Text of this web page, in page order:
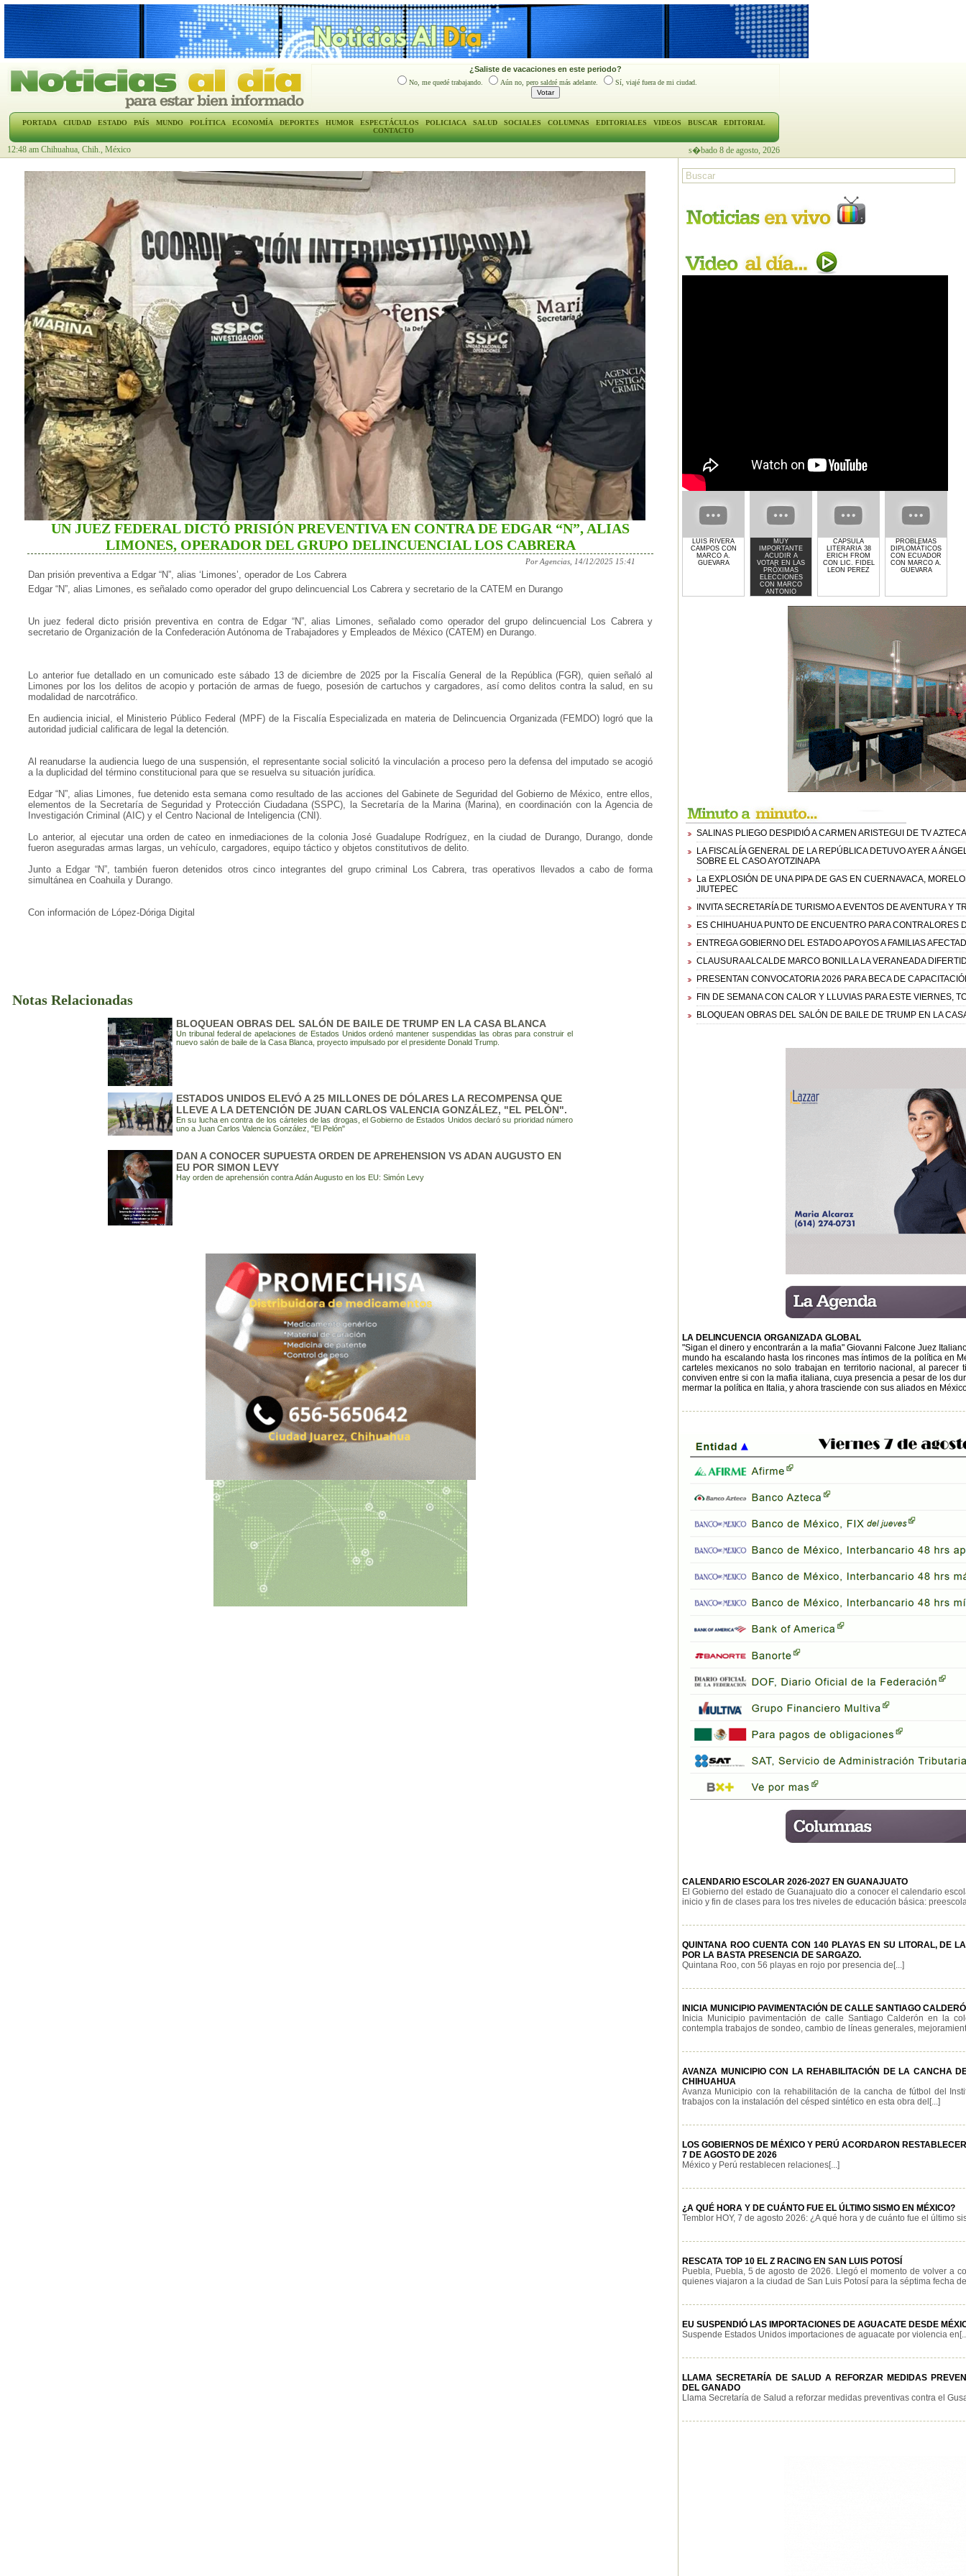
¿Saliste de vacaciones en este periodo?
No, me quedé trabajando. Aún no, pero saldré más adelante. Sí, viajé fuera de mi ciudad.
PORTADA CIUDAD ESTADO PAÍS MUNDO POLÍTICA ECONOMÍA DEPORTES HUMOR ESPECTÁCULOS POLICIACA SALUD SOCIALES COLUMNAS EDITORIALES VIDEOS BUSCAR
EDITORIAL
CONTACTO
12:48 am Chihuahua, Chih., México s�bado 8 de agosto, 2026
UN JUEZ FEDERAL DICTÓ PRISIÓN PREVENTIVA EN CONTRA DE EDGAR “N”, ALIAS
LIMONES, OPERADOR DEL GRUPO DELINCUENCIAL LOS CABRERA
Por Agencias, 14/12/2025 15:41
Dan prisión preventiva a Edgar “N”, alias ‘Limones’, operador de Los Cabrera
Edgar “N”, alias Limones, es señalado como operador del grupo delincuencial Los Cabrera y secretario de la CATEM en Durango
Un juez federal dicto prisión preventiva en contra de Edgar “N”, alias Limones, señalado como operador del grupo delincuencial Los Cabrera y
secretario de Organización de la Confederación Autónoma de Trabajadores y Empleados de México (CATEM) en Durango.
Lo anterior fue detallado en un comunicado este sábado 13 de diciembre de 2025 por la Fiscalía General de la República (FGR), quien señaló al
Limones por los los delitos de acopio y portación de armas de fuego, posesión de cartuchos y cargadores, así como delitos contra la salud, en su
modalidad de narcotráfico.
En audiencia inicial, el Ministerio Público Federal (MPF) de la Fiscalía Especializada en materia de Delincuencia Organizada (FEMDO) logró que la
autoridad judicial calificara de legal la detención.
Al reanudarse la audiencia luego de una suspensión, el representante social solicitó la vinculación a proceso pero la defensa del imputado se acogió
a la duplicidad del término constitucional para que se resuelva su situación jurídica.
Edgar “N”, alias Limones, fue detenido esta semana como resultado de las acciones del Gabinete de Seguridad del Gobierno de México, entre ellos,
elementos de la Secretaría de Seguridad y Protección Ciudadana (SSPC), la Secretaría de la Marina (Marina), en coordinación con la Agencia de
Investigación Criminal (AIC) y el Centro Nacional de Inteligencia (CNI).
Lo anterior, al ejecutar una orden de cateo en inmediaciones de la colonia José Guadalupe Rodríguez, en la ciudad de Durango, Durango, donde
fueron aseguradas armas largas, un vehículo, cargadores, equipo táctico y objetos constitutivos de delito.
Junto a Edgar “N”, también fueron detenidos otros cinco integrantes del grupo criminal Los Cabrera, tras operativos llevados a cabo de forma
simultánea en Coahuila y Durango.
Con información de López-Dóriga Digital
Notas Relacionadas
BLOQUEAN OBRAS DEL SALÓN DE BAILE DE TRUMP EN LA CASA BLANCA
Un tribunal federal de apelaciones de Estados Unidos ordenó mantener suspendidas las obras para construir el
nuevo salón de baile de la Casa Blanca, proyecto impulsado por el presidente Donald Trump.
ESTADOS UNIDOS ELEVÓ A 25 MILLONES DE DÓLARES LA RECOMPENSA QUE
LLEVE A LA DETENCIÓN DE JUAN CARLOS VALENCIA GONZÁLEZ, "EL PELÓN".
En su lucha en contra de los cárteles de las drogas, el Gobierno de Estados Unidos declaró su prioridad número
uno a Juan Carlos Valencia González, "El Pelón"
DAN A CONOCER SUPUESTA ORDEN DE APREHENSION VS ADAN AUGUSTO EN
EU POR SIMON LEVY
Hay orden de aprehensión contra Adán Augusto en los EU: Simón Levy
LUIS RIVERA
CAMPOS CON
MARCO A.
GUEVARA
MUY
IMPORTANTE
ACUDIR A
VOTAR EN LAS
PRÓXIMAS
ELECCIONES
CON MARCO
ANTONIO
GUEVARA
CAPSULA
LITERARIA 38
ERICH FROM
CON LIC. FIDEL
LEON PEREZ
PROBLEMAS
DIPLOMÁTICOS
CON ECUADOR
CON MARCO A.
GUEVARA
SALINAS PLIEGO DESPIDIÓ A CARMEN ARISTEGUI DE TV AZTECA
LA FISCALÍA GENERAL DE LA REPÚBLICA DETUVO AYER A
SOBRE EL CASO AYOTZINAPA
La EXPLOSIÓN DE UNA PIPA DE GAS EN CUERNAVACA,
JIUTEPEC
INVITA SECRETARÍA DE TURISMO A EVENTOS DE AVENTURA Y
ES CHIHUAHUA PUNTO DE ENCUENTRO PARA CONTRALORES
ENTREGA GOBIERNO DEL ESTADO APOYOS A FAMILIAS
CLAUSURA ALCALDE MARCO BONILLA LA VERANEADA
PRESENTAN CONVOCATORIA 2026 PARA BECA DE
FIN DE SEMANA CON CALOR Y LLUVIAS PARA ESTE VIERNES,
BLOQUEAN OBRAS DEL SALÓN DE BAILE DE TRUMP EN LA
LA DELINCUENCIA ORGANIZADA GLOBAL
"Sigan el dinero y encontrarán a la mafia" Giovanni Falcone Juez
mundo ha escalando hasta los rincones mas íntimos de la política en
carteles mexicanos no solo trabajan en territorio nacional, al parecer
conviven entre si con la mafia italiana, cuya presencia a pesar de los
mermar la política en Italia, y ahora trasciende con sus aliados en
CALENDARIO ESCOLAR 2026-2027 EN GUANAJUATO
El Gobierno del estado de Guanajuato dio a conocer el calendario
inicio y fin de clases para los tres niveles de educación básica:
QUINTANA ROO CUENTA CON 140 PLAYAS EN SU LITORAL, DE
POR LA BASTA PRESENCIA DE SARGAZO.
Quintana Roo, con 56 playas en rojo por presencia de[...]
INICIA MUNICIPIO PAVIMENTACIÓN DE CALLE SANTIAGO
Inicia Municipio pavimentación de calle Santiago Calderón en la
contempla trabajos de sondeo, cambio de líneas generales,
AVANZA MUNICIPIO CON LA REHABILITACIÓN DE LA CANCHA
CHIHUAHUA
Avanza Municipio con la rehabilitación de la cancha de fútbol del
trabajos con la instalación del césped sintético en esta obra del[...]
LOS GOBIERNOS DE MÉXICO Y PERÚ ACORDARON
7 DE AGOSTO DE 2026
México y Perú restablecen relaciones[...]
¿A QUÉ HORA Y DE CUÁNTO FUE EL ÚLTIMO SISMO EN MÉXICO?
Temblor HOY, 7 de agosto 2026: ¿A qué hora y de cuánto fue el último
RESCATA TOP 10 EL Z RACING EN SAN LUIS POTOSÍ
Puebla, Puebla, 5 de agosto de 2026. Llegó el momento de volver a
quienes viajaron a la ciudad de San Luis Potosí para la séptima fecha
EU SUSPENDIÓ LAS IMPORTACIONES DE AGUACATE DESDE
Suspende Estados Unidos importaciones de aguacate por violencia
LLAMA SECRETARÍA DE SALUD A REFORZAR MEDIDAS
DEL GANADO
Llama Secretaría de Salud a reforzar medidas preventivas contra el